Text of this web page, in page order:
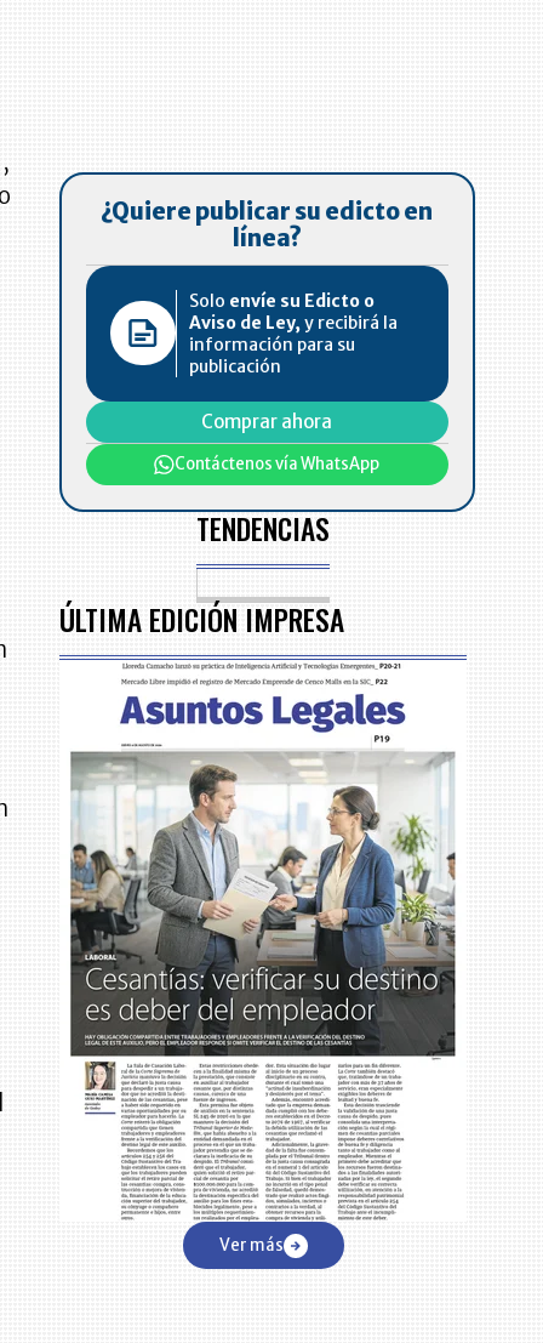
¿Quiere publicar su edicto en
línea?
Solo envíe su Edicto o
Aviso de Ley, y recibirá la
información para su
publicación
Comprar ahora
Contáctenos vía WhatsApp
TENDENCIAS
ÚLTIMA EDICIÓN IMPRESA
Ver más